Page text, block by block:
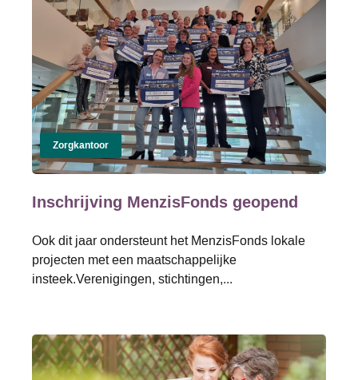
Zorgkantoor
Inschrijving MenzisFonds geopend
Ook dit jaar ondersteunt het MenzisFonds lokale
projecten met een maatschappelijke
insteek.Verenigingen, stichtingen,...